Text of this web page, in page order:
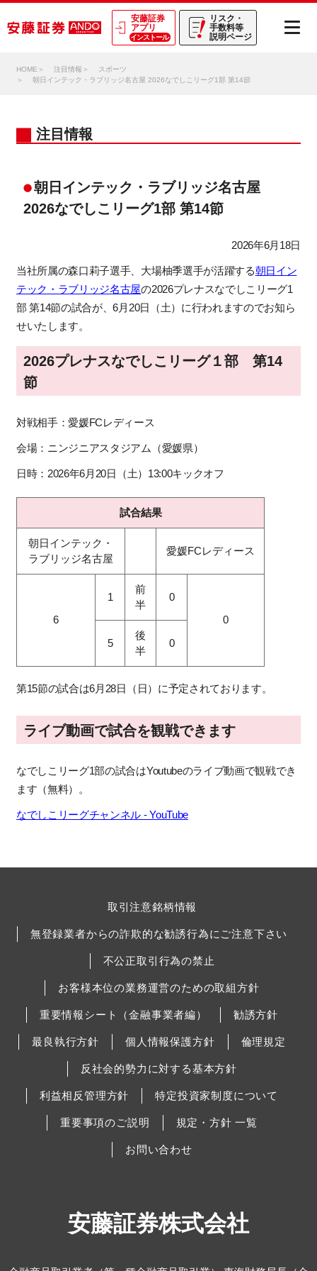
リスク・
手数料等
説明ページ
安藤証券
アプリ
インストール
HOME 注目情報
スポーツ
朝日インテック・ラブリッジ名古屋 2026なでしこリーグ1部 第14節
注目情報
朝日インテック・ラブリッジ名古屋
2026なでしこリーグ1部 第14節
2026年6月18日
当社所属の森口莉子選手、大場柚季選手が活躍する朝日イン
テック・ラブリッジ名古屋の2026プレナスなでしこリーグ1
部 第14節の試合が、6月20日（土）に行われますのでお知ら
せいたします。
2026プレナスなでしこリーグ１部 第14
節
対戦相手：愛媛FCレディース
会場：ニンジニアスタジアム （愛媛県）
日時：2026年6月20日（土）13:00キックオフ
試合結果
朝日インテック・
ラブリッジ名古屋
愛媛FCレディース
6
1
前
半
0
0
5
後
半
0
第15節の試合は6月28日（日）に予定されております。
ライブ動画で試合を観戦できます
なでしこリーグ1部の試合はYoutubeのライブ動画で観戦でき
ます（無料）。
なでしこリーグチャンネル - YouTube
取引注意銘柄情報
無登録業者からの詐欺的な勧誘行為にご注意下さい
不公正取引行為の禁止
お客様本位の業務運営のための取組方針
重要情報シート（金融事業者編） 勧誘方針
最良執行方針 個人情報保護方針 倫理規定
反社会的勢力に対する基本方針
利益相反管理方針 特定投資家制度について
重要事項のご説明 規定・方針 一覧
お問い合わせ
安藤証券株式会社